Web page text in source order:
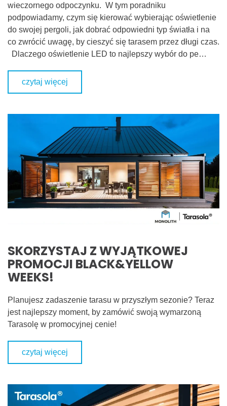
wieczornego odpoczynku. W tym poradniku
podpowiadamy, czym się kierować wybierając oświetlenie
do swojej pergoli, jak dobrać odpowiedni typ światła i na
co zwrócić uwagę, by cieszyć się tarasem przez długi czas.
Dlaczego oświetlenie LED to najlepszy wybór do pe…
czytaj więcej
SKORZYSTAJ Z WYJĄTKOWEJ
PROMOCJI BLACK&YELLOW
WEEKS!
Planujesz zadaszenie tarasu w przyszłym sezonie? Teraz
jest najlepszy moment, by zamówić swoją wymarzoną
Tarasolę w promocyjnej cenie!
czytaj więcej